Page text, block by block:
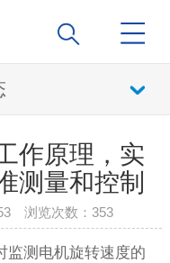
作原理，实
测量和控制
浏览次数：353
测电机旋转速度的